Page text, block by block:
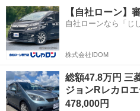
リティアラーム／オ
ートライト／プライ
バシーガラス／リア
スポイラー （車検
整備付）
ートエアコ
Ｄ オート
フロントフォ
（車検整備付）
【自社ローン】
自社ローンなら「じ
株式会社IDOM
総額47.8万円 三
ジョンRレカロ
478,000円